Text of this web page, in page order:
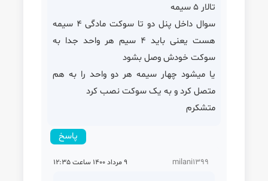
تالار 5 سیمه
سوال داخل پنل دو تا سوکت مادگی 4 سیمه
هست یعنی باید 4 سیم هر واحد جدا به
سوکت خودش وصل بشود
یا میشود چهار سیمه هر دو واحد را به هم
متصل کرد و به یک سوکت نصب کرد
متشکرم
پاسخ
milani1399 9 مرداد 1400 ساعت 12:35